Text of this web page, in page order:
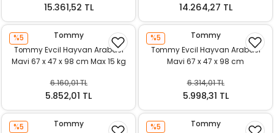
15.361,52 TL 14.264,27 TL
%5
Tommy
Tommy Evcil Hayvan Arabası
Mavi 67 x 47 x 98 cm Max 15 kg
6.160,01 TL
5.852,01 TL
%5
Tommy
Tommy Evcil Hayvan Arabası
Mavi 67 x 47 x 98 cm
6.314,01 TL
5.998,31 TL
%5
Tommy
%5
Tommy